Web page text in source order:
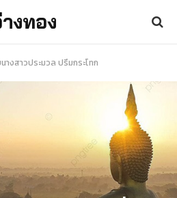
งทอง
างสาวประมวล ปรึ่มกระโทก